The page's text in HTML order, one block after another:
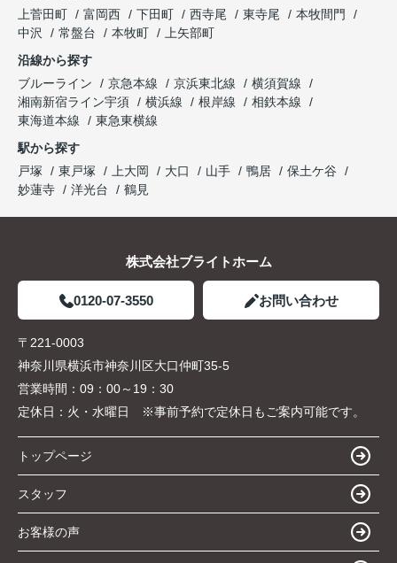
上菅田町
富岡西 下田町 西寺尾 東寺尾
本牧間門
中沢
常盤台 本牧町
上矢部町
沿線から探す
ブルーライン
京急本線 京浜東北線
横須賀線
湘南新宿ライン宇須
横浜線 根岸線
相鉄本線
東海道本線
東急東横線
駅から探す
戸塚
東戸塚 上大岡 大口 山手 鴨居
保土ケ谷
妙蓮寺
洋光台 鶴見
株式会社ブライトホーム
0120-07-3550 お問い合わせ
〒221-0003
神奈川県横浜市神奈川区大口仲町35-5
営業時間： 09：00～19：30
定休日： 火・水曜日 ※事前予約で定休日もご案内可能です。
トップページ
スタッフ
お客様の声